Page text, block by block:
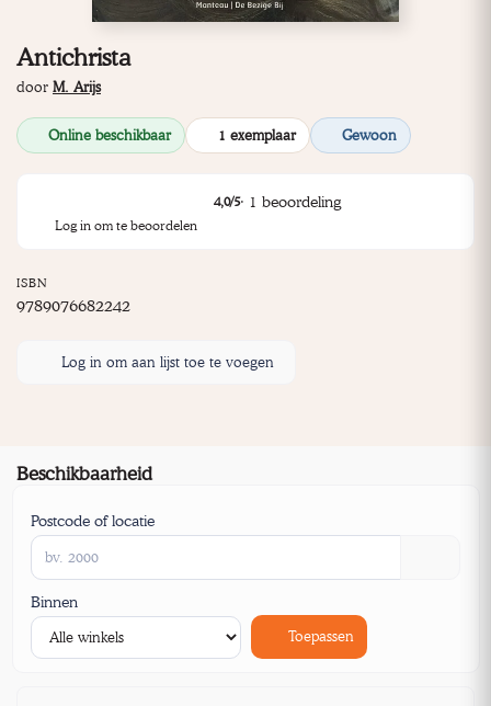
Antichrista
door M. Arijs
Online beschikbaar 1 exemplaar Gewoon
4,0/5· 1 beoordeling
Log in om te beoordelen
ISBN
9789076682242
Log in om aan lijst toe te voegen
Beschikbaarheid
Postcode of locatie
Binnen
Toepassen